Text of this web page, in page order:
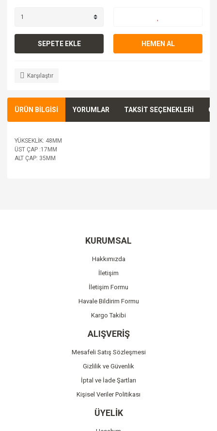
SEPETE EKLE HEMEN AL
Karşılaştır
ÜRÜN BİLGİSİ YORUMLAR TAKSİT SEÇENEKLERİ
YÜKSEKLİK: 48MM
ÜST ÇAP :17MM
ALT ÇAP: 35MM
Ürün bilgilerinde hatalar bulunuyor.
Ürün fiyatı diğer sitelerden daha pahalı.
Bu ürüne benzer farklı alternatifler olmalı.
Gönder
KURUMSAL
Hakkımızda
İletişim
İletişim Formu
Havale Bildirim Formu
Kargo Takibi
ALIŞVERİŞ
Mesafeli Satış Sözleşmesi
Gizlilik ve Güvenlik
İptal ve İade Şartları
Kişisel Veriler Politikası
ÜYELİK